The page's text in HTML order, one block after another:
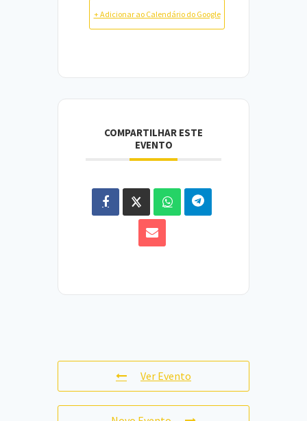
+ Adicionar ao Calendário do Google
COMPARTILHAR ESTE
EVENTO
Ver Evento